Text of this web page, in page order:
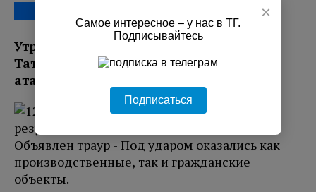
Утром 10 августа город Нижнекамск в
Татарстане подвергся массированной
атаке беспилотников.
×
Самое интересное – у нас в ТГ.
Подписывайтесь
Подписаться